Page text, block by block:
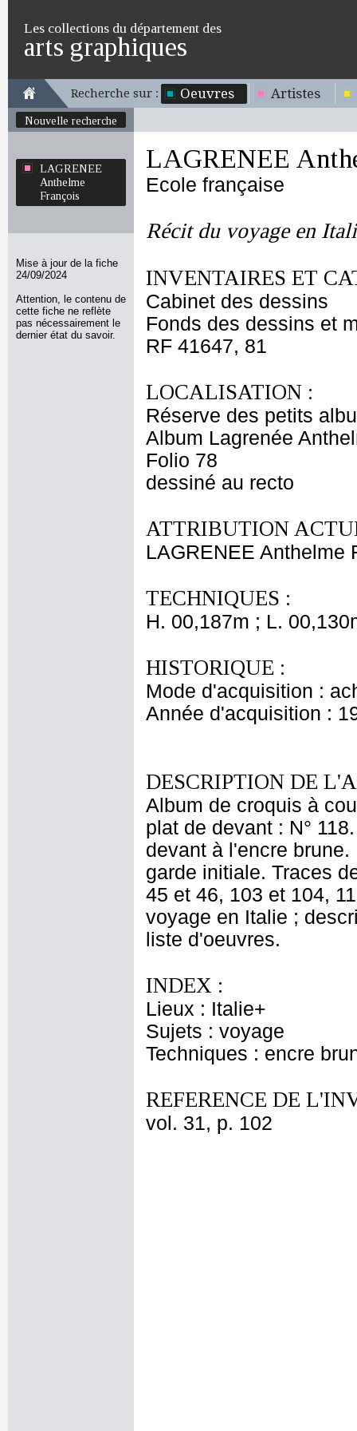
Les collections du département des
arts graphiques
Recherche sur : Oeuvres Artistes
Nouvelle recherche
LAGRENEE
Anthelme
François
Mise à jour de la fiche
24/09/2024
Attention, le contenu de
cette fiche ne reflète
pas nécessairement le
dernier état du savoir.
LAGRENEE
Ecole française
Récit du voyage en
INVENTAIRES ET
Cabinet des dessins
Fonds des dessins et
RF 41647, 81
LOCALISATION :
Réserve des petits
Album Lagrenée
Folio 78
dessiné au recto
ATTRIBUTION
LAGRENEE Anthelme
TECHNIQUES :
H. 00,187m ; L.
HISTORIQUE :
Mode d'acquisition :
Année d'acquisition :
DESCRIPTION DE
Album de croquis à
plat de devant : N°
devant à l'encre
garde initiale. Traces
45 et 46, 103 et 104,
voyage en Italie ;
liste d'oeuvres.
INDEX :
Lieux : Italie+
Sujets : voyage
Techniques : encre
REFERENCE DE
vol. 31, p. 102